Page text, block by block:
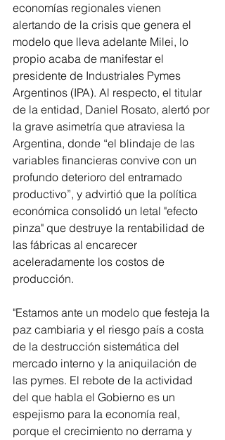
economías regionales vienen
alertando de la crisis que genera el
modelo que lleva adelante Milei, lo
propio acaba de manifestar el
presidente de Industriales Pymes
Argentinos (IPA). Al respecto, el titular
de la entidad, Daniel Rosato, alertó por
la grave asimetría que atraviesa la
Argentina, donde “el blindaje de las
variables financieras convive con un
profundo deterioro del entramado
productivo”, y advirtió que la política
económica consolidó un letal "efecto
pinza" que destruye la rentabilidad de
las fábricas al encarecer
aceleradamente los costos de
producción.
"Estamos ante un modelo que festeja la
paz cambiaria y el riesgo país a costa
de la destrucción sistemática del
mercado interno y la aniquilación de
las pymes. El rebote de la actividad
del que habla el Gobierno es un
espejismo para la economía real,
porque el crecimiento no derrama y